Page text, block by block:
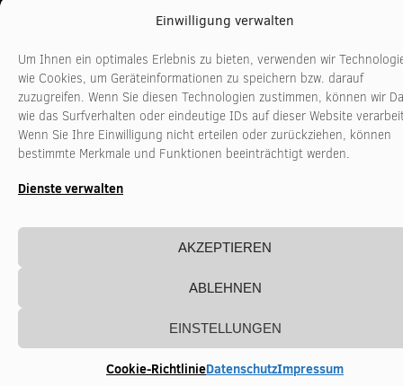
Einwilligung verwalten
Um Ihnen ein optimales Erlebnis zu bieten, verwenden wir
wie Cookies, um Geräteinformationen zu speichern bzw. darauf
zuzugreifen. Wenn Sie diesen Technologien zustimmen, können wir
wie das Surfverhalten oder eindeutige IDs auf dieser Website
Wenn Sie Ihre Einwilligung nicht erteilen oder zurückziehen, können
bestimmte Merkmale und Funktionen beeinträchtigt werden.
Dienste verwalten
AKZEPTIEREN
ABLEHNEN
EINSTELLUNGEN
Cookie-RichtlinieDatenschutzImpressum
www.stadtkultur-
nrw.de